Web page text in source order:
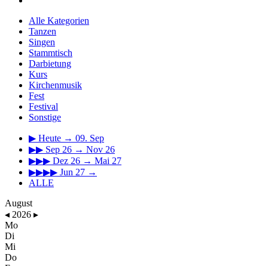
Alle Kategorien
Tanzen
Singen
Stammtisch
Darbietung
Kurs
Kirchenmusik
Fest
Festival
Sonstige
▶ Heute → 09. Sep
▶▶ Sep 26 → Nov 26
▶▶▶ Dez 26 → Mai 27
▶▶▶▶ Jun 27 →
ALLE
August
◂ 2026 ▸
Mo
Di
Mi
Do